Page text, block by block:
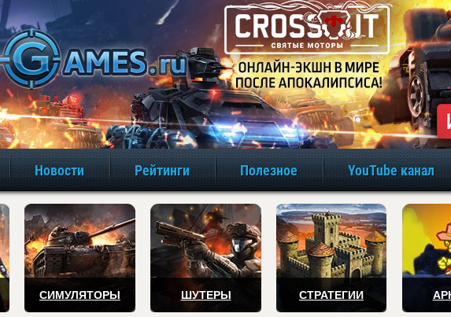
игры онлайн
Новости Рейтинги Полезное YouTube канал
СИМУЛЯТОРЫ ШУТЕРЫ СТРАТЕГИИ